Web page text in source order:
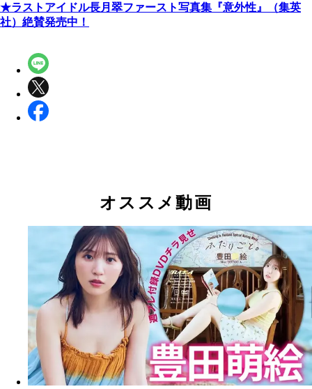
★ラストアイドル長月翠ファースト写真集『意外性』（集英
社）絶賛発売中！
オススメ動画